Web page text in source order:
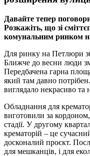
Давайте тепер
Розкажіть, що зі
комунальним ринком
Для ринку на Петлюри
Ближче до весни люди
Передбачена гарна
який там давно
виглядало некрасиво та
Обладнання для
виготовили за
стадії. У другому
крематорій – це
досконалий проєкт.
для мешканців, і для